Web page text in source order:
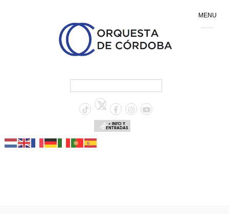
+ INFO Y
ENTRADAS
MENU